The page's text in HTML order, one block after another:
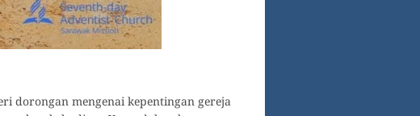
dorongan mengenai kepentingan gereja